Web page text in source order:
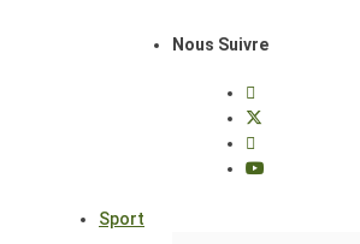
Nous Suivre
Sport